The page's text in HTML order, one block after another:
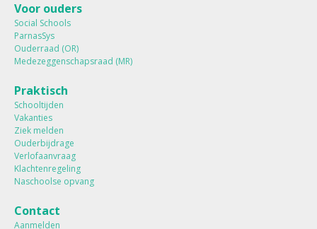
Voor ouders
Social Schools
ParnasSys
Ouderraad (OR)
Medezeggenschapsraad (MR)
Praktisch
Schooltijden
Vakanties
Ziek melden
Ouderbijdrage
Verlofaanvraag
Klachtenregeling
Naschoolse opvang
Contact
Aanmelden